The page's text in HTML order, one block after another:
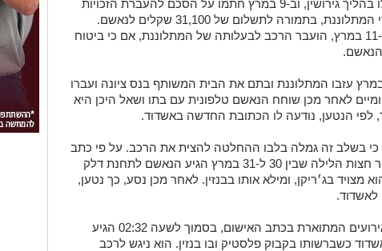
פברואר השנה החלו בהליך גירושין, וב-9 במרץ חתמו על הסכם להעברת הזכויות
ברכב מסוג קיה לידי המתלוננת, בתמורה לתשלום של 31,100 שקלים לנאשם.
יומיים לאחר מכן, ב-11 במרץ, הועבר הרכב לבעלותה של המתלוננת, אם כי ביטוח
האישום, ב-27 במרץ עזבו המתלוננת ובתם את הבית המשותף בנס ציונה ועברו
לאחר מכן שוחח הנאשם טלפונית עם בתו ושאל היכן היא
לפי הנטען, נודעה לו הכתובת החדשה באשדוד.
כי בשלב זה גמלה בלבו ההחלטה להצית את הרכב. על פי כתב
האישום, סמוך לאחר חצות הלילה שבין 30 ל-31 במרץ הגיע הנאשם לתחנת דלק
מצויד בג׳ריקן, ומילא אותו בבנזין. לאחר מכן נסע, כך נטען,
לפי השתלשלות האירועים המתוארת בכתב האישום, בסמוך לשעה 02:32 הגיע
כשברשותו בקבוק פלסטיק ובו בנזין. הוא ניגש לרכב